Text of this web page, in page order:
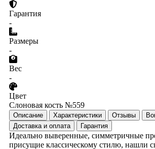
Гарантия
-
Размеры
-
Вес
-
Цвет
Слоновая кость №559
Описание Характеристики Отзывы
Доставка и оплата
Гарантия
Идеально выверенные, симметричные
присущие классическому стилю, нашли